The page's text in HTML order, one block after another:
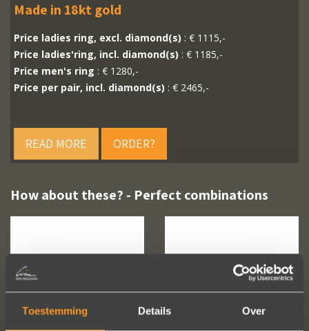
Toestemming Details Over
Made in 18kt gold
Price ladies ring, excl. diamond(s) : € 1115,-
Price ladies'ring, incl. diamond(s) : € 1185,-
Price men's ring : € 1280,-
Price per pair, incl. diamond(s) : € 2465,-
READ MORE ORDER?
How about these? - Perfect combinations